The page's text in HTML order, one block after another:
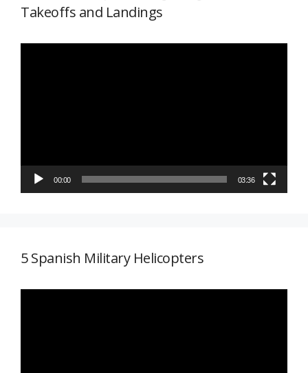
Takeoffs and Landings
00:00 03:36
5 Spanish Military Helicopters